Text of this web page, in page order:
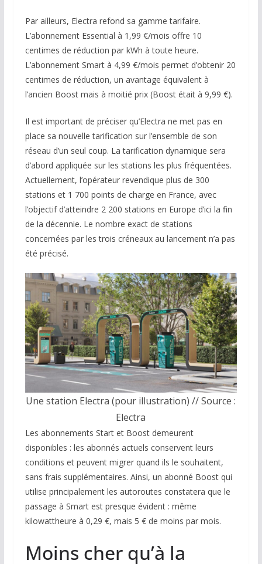
Par ailleurs, Electra refond sa gamme tarifaire.
L’abonnement Essential à 1,99 €/mois offre 10
centimes de réduction par kWh à toute heure.
L’abonnement Smart à 4,99 €/mois permet d’obtenir 20
centimes de réduction, un avantage équivalent à
l’ancien Boost mais à moitié prix (Boost était à 9,99 €).
Il est important de préciser qu’Electra ne met pas en
place sa nouvelle tarification sur l’ensemble de son
réseau d’un seul coup. La tarification dynamique sera
d’abord appliquée sur les stations les plus fréquentées.
Actuellement, l’opérateur revendique plus de 300
stations et 1 700 points de charge en France, avec
l’objectif d’atteindre 2 200 stations en Europe d’ici la fin
de la décennie. Le nombre exact de stations
concernées par les trois créneaux au lancement n’a pas
été précisé.
Une station Electra (pour illustration) // Source :
Electra
Les abonnements Start et Boost demeurent
disponibles : les abonnés actuels conservent leurs
conditions et peuvent migrer quand ils le souhaitent,
sans frais supplémentaires. Ainsi, un abonné Boost qui
utilise principalement les autoroutes constatera que le
passage à Smart est presque évident : même
kilowattheure à 0,29 €, mais 5 € de moins par mois.
Moins cher qu’à la